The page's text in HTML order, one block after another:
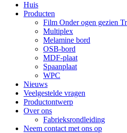
Huis
Producten
Film Onder ogen gezien
Multiplex
Melamine bord
OSB-bord
MDF-plaat
Spaanplaat
WPC
Nieuws
Veelgestelde vragen
Productontwerp
Over ons
Fabrieksrondleiding
Neem contact met ons op